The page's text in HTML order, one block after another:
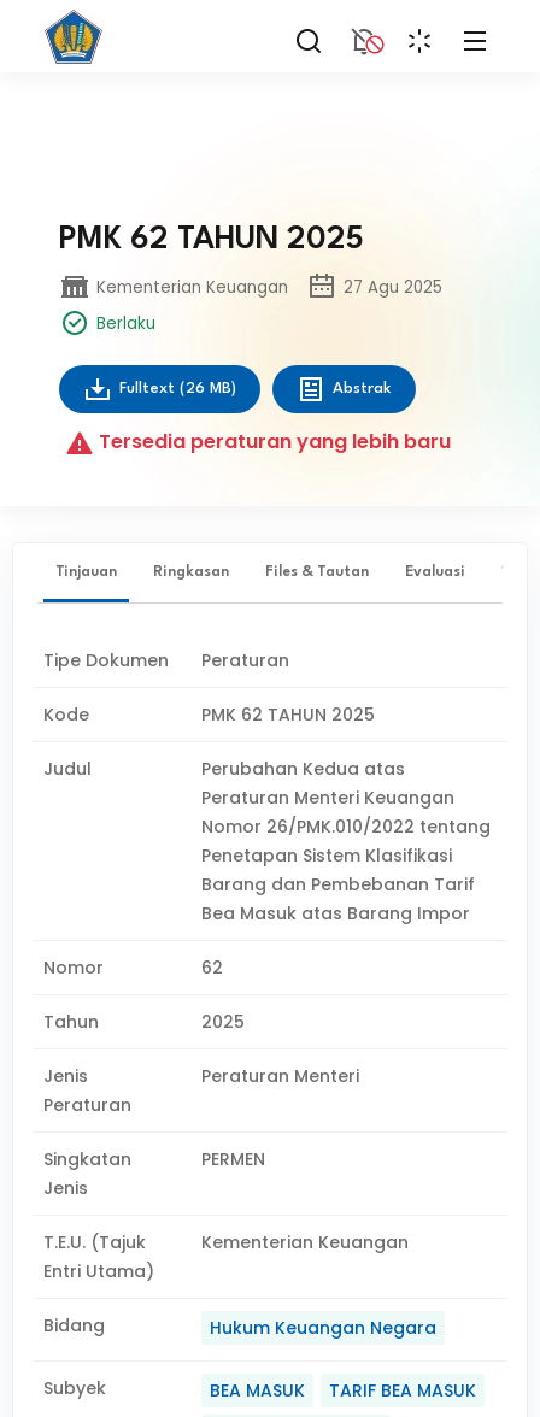
PMK 62 TAHUN 2025
Kementerian Keuangan
27 Agu 2025
Berlaku
Fulltext (26 MB) Abstrak
Tersedia peraturan yang lebih baru
Tinjauan Ringkasan Files & Tautan Evaluasi ✨
Tipe Dokumen Peraturan
Kode PMK 62 TAHUN 2025
Judul
Perubahan Kedua atas
Peraturan Menteri Keuangan
Nomor 26/PMK.010/2022 tentang
Penetapan Sistem Klasifikasi
Barang dan Pembebanan Tarif
Bea Masuk atas Barang Impor
Nomor 62
Tahun 2025
Jenis
Peraturan
Peraturan Menteri
Singkatan
Jenis
PERMEN
T.E.U. (Tajuk
Entri Utama)
Kementerian Keuangan
Bidang Hukum Keuangan Negara
Subyek BEA MASUK
TARIF BEA MASUK